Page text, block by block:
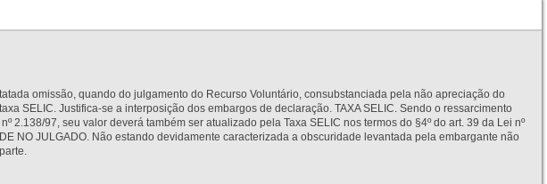
omissão, quando do julgamento do Recurso Voluntário, consubstanciada pela não apreciação do
SELIC. Justifica-se a interposição dos embargos de declaração. TAXA SELIC. Sendo o ressarcimento
2.138/97, seu valor deverá também ser atualizado pela Taxa SELIC nos termos do §4º do art. 39 da Lei nº
NO JULGADO. Não estando devidamente caracterizada a obscuridade levantada pela embargante não